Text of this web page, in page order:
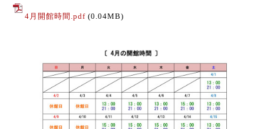
4月開館時間.pdf (0.04MB)